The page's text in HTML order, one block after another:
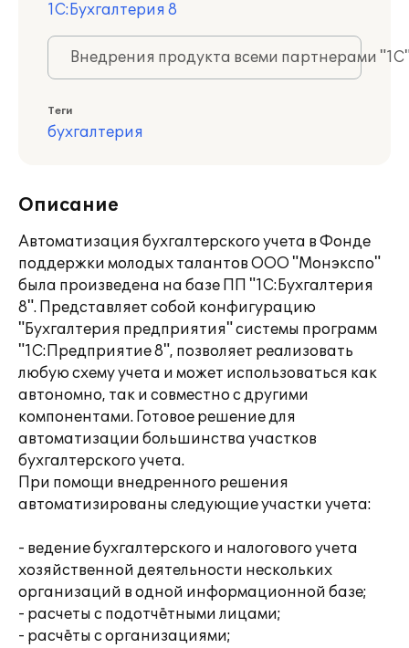
1С:Бухгалтерия 8
Внедрения продукта всеми партнерами
Теги
бухгалтерия
Описание
Автоматизация бухгалтерского учета в Фонде
поддержки молодых талантов ООО "Монэкспо"
была произведена на базе ПП "1С:Бухгалтерия
8". Представляет собой конфигурацию
"Бухгалтерия предприятия" системы программ
"1С:Предприятие 8", позволяет реализовать
любую схему учета и может использоваться как
автономно, так и совместно с другими
компонентами. Готовое решение для
автоматизации большинства участков
бухгалтерского учета.
При помощи внедренного решения
автоматизированы следующие участки учета:
- ведение бухгалтерского и налогового учета
хозяйственной деятельности нескольких
организаций в одной информационной базе;
- расчеты с подотчётными лицами;
- расчёты с организациями;